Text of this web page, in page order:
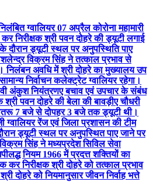
ग्वालियर 07 अप्रैल कोरोना महामारी
निरीक्षक श्री पवन दोहरे की ड्यूटी लगाई
दौरान ड्यूटी स्थल पर अनुपस्थिति पाए
विक्रम सिंह ने तत्काल प्रभाव से
निलंबन अवधि में श्री दोहरे का मुख्यालय उप
निर्वाचन कलेक्ट्रेट ग्वालियर रहेगा।
अंकुश नियंत्रणए बचाव एवं उपचार के संबंध
श्री पवन दोहरे की बेला की बावड़ीए चौधरी
7 बजे से दोपहर 3 बजे तक ड्यूटी थी।
ग्वालियर रेंज एवं जिला प्रशासन की टीम
ड्यूटी स्थल पर अनुपस्थित पाए जाने पर
सिंह ने मध्यप्रदेश सिविल सेवा
नियम 1966 में प्रदत्त शक्तियों का
कर निरीक्षक श्री दोहरे को तत्काल प्रभाव
दोहरे को नियमानुसार जीवन निर्वाह भत्ते